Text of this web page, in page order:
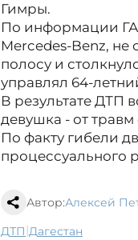
Гимры.
По информации
Mercedes-Benz,
полосу и
управлял 64-
В результате ДТП
девушка - от
По факту гибели
процессуального
Автор:Алексей
ДТП | Дагестан